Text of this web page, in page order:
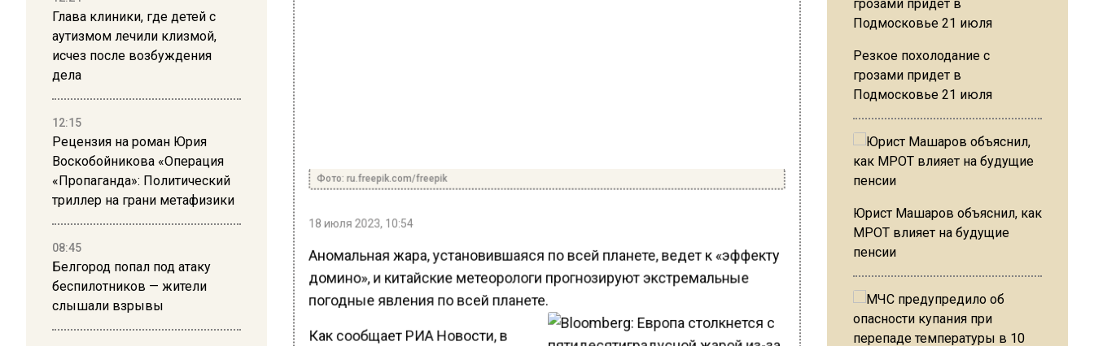
Глава клиники, где детей с
аутизмом лечили клизмой,
исчез после возбуждения
дела
12:15
Рецензия на роман Юрия
Воскобойникова «Операция
«Пропаганда»: Политический
триллер на грани метафизики
08:45
Белгород попал под атаку
беспилотников — жители
слышали взрывы
Фото: ru.freepik.com/freepik
18 июля 2023, 10:54
Аномальная жара, установившаяся по всей планете, ведет к «эффекту
домино», и китайские метеорологи прогнозируют экстремальные
погодные явления по всей планете.
Как сообщает РИА Новости, в
Резкое похолодание с
грозами придет в
Подмосковье 21 июля
Юрист Машаров объяснил, как
МРОТ влияет на будущие
пенсии